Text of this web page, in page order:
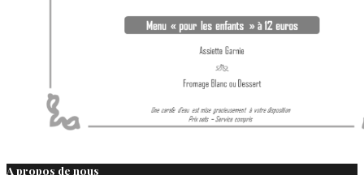
A propos de nous